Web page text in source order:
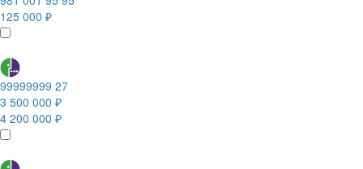
125 000 ₽
99999999 27
3 500 000 ₽
4 200 000 ₽